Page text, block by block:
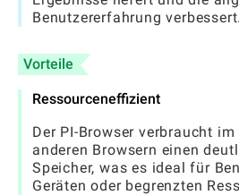
Benutzererfahrung verbessert.
Vorteile
Ressourceneffizient
Der PI-Browser verbraucht
anderen Browsern einen
Speicher, was es ideal für
Geräten oder begrenzten